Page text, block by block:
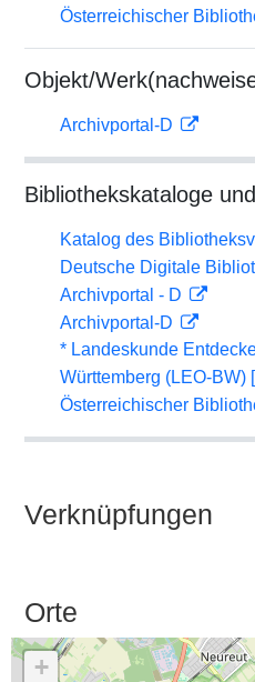
Österreichischer
Objekt/
Archivportal-D
Bibliothekskataloge
Katalog des
Deutsche Digitale
Archivportal - D
Archivportal-D
* Landeskunde
Württemberg (LEO-BW)
Österreichischer
Verknüpfungen
Orte
+